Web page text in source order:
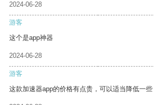
2024-06-28
游客
这个是app神器
2024-06-28
游客
这款加速器app的价格有点贵，可以适当降低一些